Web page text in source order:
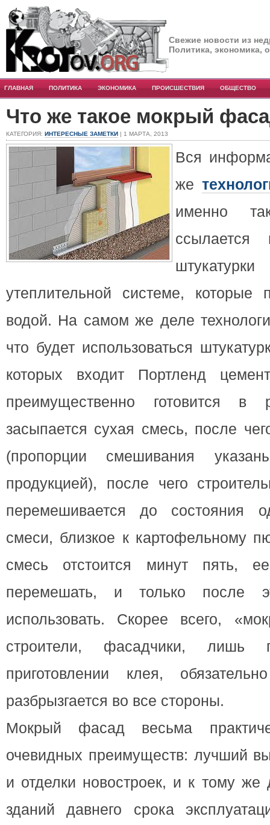
Свежие новости из
Политика, экономика,
ГЛАВНАЯ ПОЛИТИКА ЭКОНОМИКА ПРОИСШЕСТВИЯ ОБЩЕСТВО
Что же такое мокрый
КАТЕГОРИЯ: ИНТЕРЕСНЫЕ ЗАМЕТКИ | 1 МАРТА, 2013
Вся
же
именно
ссылается
утеплительной системе, которые
водой. На самом же деле
что будет использоваться
которых входит Портленд
преимущественно готовится
засыпается сухая смесь, после
(пропорции смешивания
продукцией), после чего
перемешивается до состояния
смеси, близкое к картофельному
смесь отстоится минут пять,
перемешать, и только после
использовать. Скорее всего,
строители, фасадчики, лишь
приготовлении клея,
разбрызгается во все стороны.
Мокрый фасад весьма
очевидных преимуществ: лучший
и отделки новостроек, и к тому же
зданий давнего срока